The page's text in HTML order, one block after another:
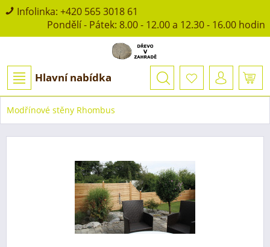
Infolinka: +420 565 3018 61
Pondělí - Pátek: 8.00 - 12.00 a 12.30 - 16.00 hodin
Hlavní nabídka
Modřínové stěny Rhombus